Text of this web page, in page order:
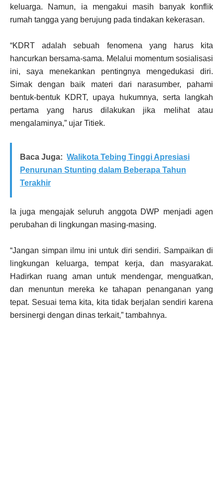
keluarga. Namun, ia mengakui masih banyak konflik
rumah tangga yang berujung pada tindakan kekerasan.
“KDRT adalah sebuah fenomena yang harus kita
hancurkan bersama-sama. Melalui momentum sosialisasi
ini, saya menekankan pentingnya mengedukasi diri.
Simak dengan baik materi dari narasumber, pahami
bentuk-bentuk KDRT, upaya hukumnya, serta langkah
pertama yang harus dilakukan jika melihat atau
mengalaminya,” ujar Titiek.
Baca Juga: Walikota Tebing Tinggi Apresiasi
Penurunan Stunting dalam Beberapa Tahun
Terakhir
Ia juga mengajak seluruh anggota DWP menjadi agen
perubahan di lingkungan masing-masing.
“Jangan simpan ilmu ini untuk diri sendiri. Sampaikan di
lingkungan keluarga, tempat kerja, dan masyarakat.
Hadirkan ruang aman untuk mendengar, menguatkan,
dan menuntun mereka ke tahapan penanganan yang
tepat. Sesuai tema kita, kita tidak berjalan sendiri karena
bersinergi dengan dinas terkait,” tambahnya.